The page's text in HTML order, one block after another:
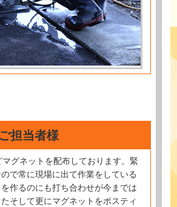
担当者様
グネットを配布しております。緊
で常に現場に出て作業をしている
作るのにも打ち合わせが今までは
そして更にマグネットをポスティ